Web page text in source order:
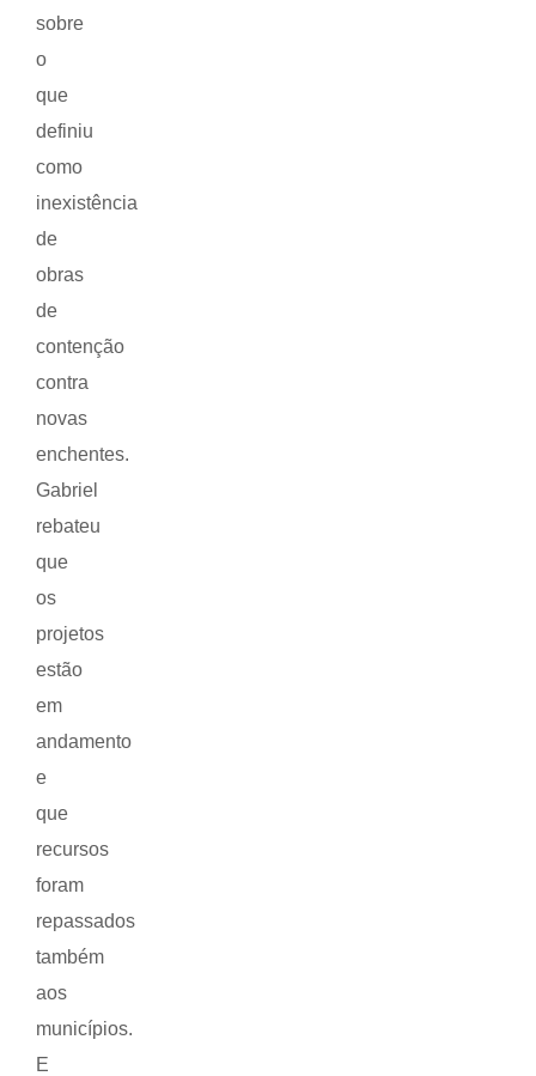
sobre
o
que
definiu
como
inexistência
de
obras
de
contenção
contra
novas
enchentes.
Gabriel
rebateu
que
os
projetos
estão
em
andamento
e
que
recursos
foram
repassados
também
aos
municípios.
E